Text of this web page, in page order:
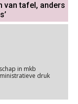
van tafel, anders
in mkb
druk
in mkb
op de
Cursus Van salarisadministrateur naar beloningsadviseur (verdieping)